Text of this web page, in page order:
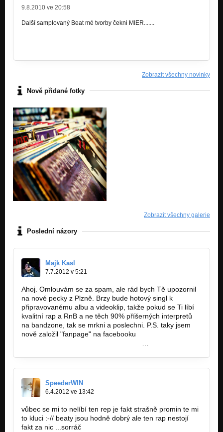
9.8.2010 ve 20:58
Další samplovaný Beat mé tvorby čekni MIER.......
Zobrazit všechny novinky
Nově přidané fotky
Zobrazit všechny galerie
Poslední názory
Majk Kasl
7.7.2012 v 5:21
Ahoj. Omlouvám se za spam, ale rád bych Tě upozornil
na nové pecky z Plzně. Brzy bude hotový singl k
připravovanému albu a videoklip, takže pokud se Ti líbí
kvalitní rap a RnB a ne těch 90% příšerných interpretů
na bandzone, tak se mrkni a poslechni. P.S. taky jsem
nově založil "fanpage" na facebooku
…
SpeederWIN
6.4.2012 ve 13:42
vůbec se mi to nelíbí ten rep je fakt strašně promin te mi
to kluci :-// beaty jsou hodně dobrý ale ten rap nestojí
fakt za nic ...sorráč